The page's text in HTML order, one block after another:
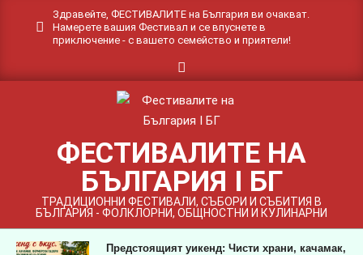
Здравейте, ФЕСТИВАЛИТЕ на България ви очакват.
Намерете вашия Фестивал и се впуснете в
приключение - с вашето семейство и приятели!
Search
ФЕСТИВАЛИТЕ НА
БЪЛГАРИЯ I БГ
ТРАДИЦИОННИ ФЕСТИВАЛИ, СЪБОРИ И СЪБИТИЯ В
БЪЛГАРИЯ - ФОЛКЛОРНИ, ОБЩНОСТНИ И КУЛИНАРНИ
Предстоящият уикенд: Чисти храни, качамак,